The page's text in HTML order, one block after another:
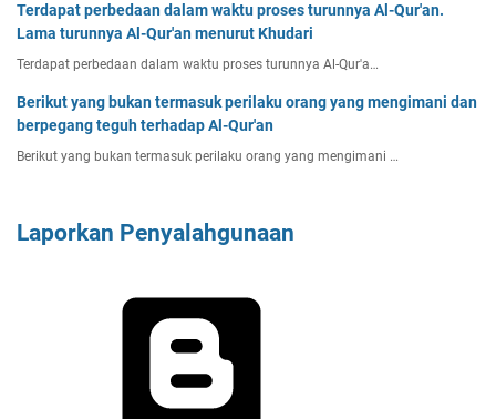
Terdapat perbedaan dalam waktu proses turunnya Al-Qur'an.
Lama turunnya Al-Qur'an menurut Khudari
Terdapat perbedaan dalam waktu proses turunnya Al-Qur'a…
Berikut yang bukan termasuk perilaku orang yang mengimani dan
berpegang teguh terhadap Al-Qur'an
Berikut yang bukan termasuk perilaku orang yang mengimani …
Laporkan Penyalahgunaan